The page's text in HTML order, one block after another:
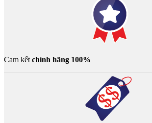
Cam kết chính hãng 100%